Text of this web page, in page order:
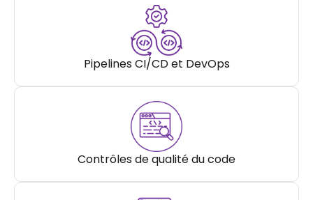
Pipelines CI/CD et DevOps
Contrôles de qualité du code